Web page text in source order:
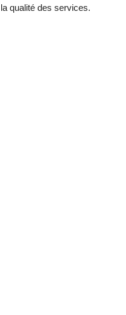
qualité des services.